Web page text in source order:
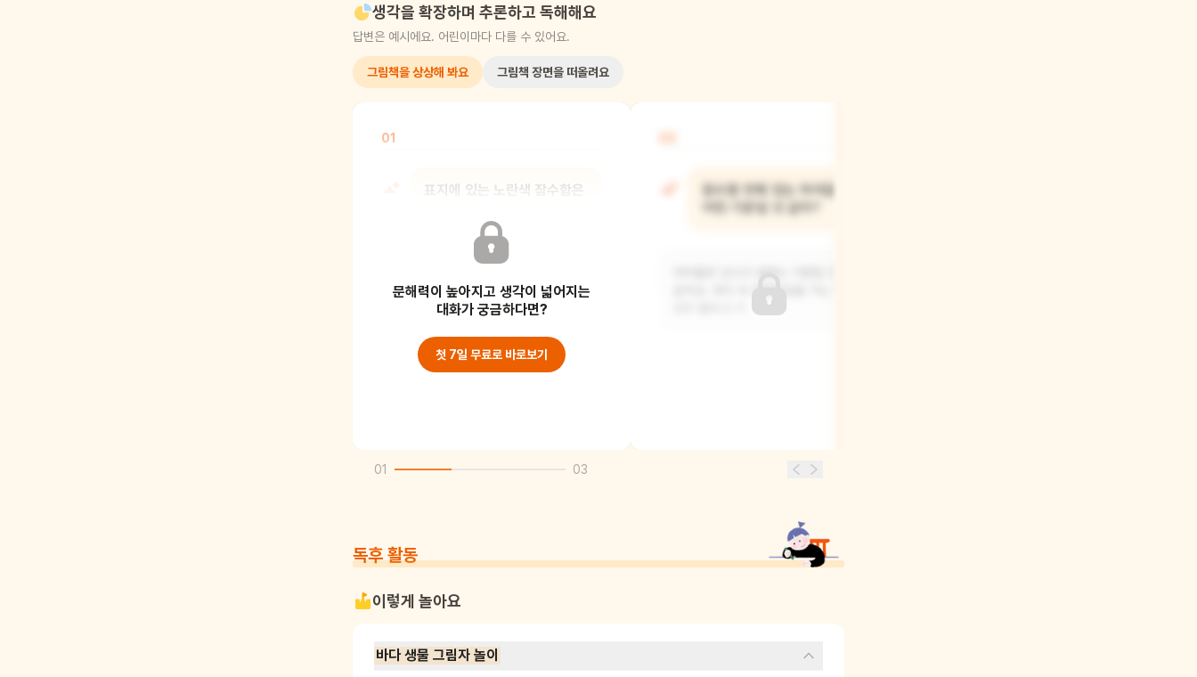
생각을 확장하며 추론하고 독해해요
답변은 예시에요. 어린이마다 다를 수 있어요.
그림책을 상상해 봐요 그림책 장면을 떠올려요
01
표지에 있는 노란색 잠수함은
가고 있어요. 아마도 신기한 바다
생물들을 만나러 가
문해력이 높아지고 생각이 넓어지는
대화가 궁금하다면?
첫 7일 무료로 바로보기
잠수함 안에 있는 아이들은
01 03
독후 활동
이렇게 놀아요
바다 생물 그림자 놀이